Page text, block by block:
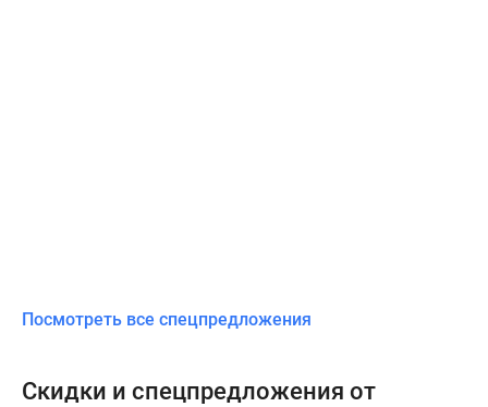
Посмотреть все спецпредложения
Скидки и спецпредложения от